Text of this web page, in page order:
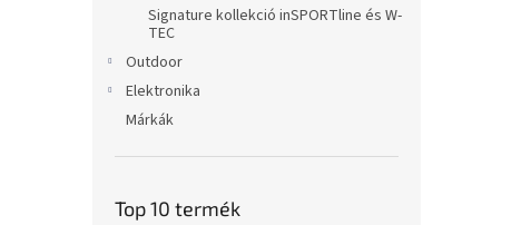
Signature kollekció inSPORTline és W-
TEC
Outdoor
Elektronika
Márkák
Top 10 termék